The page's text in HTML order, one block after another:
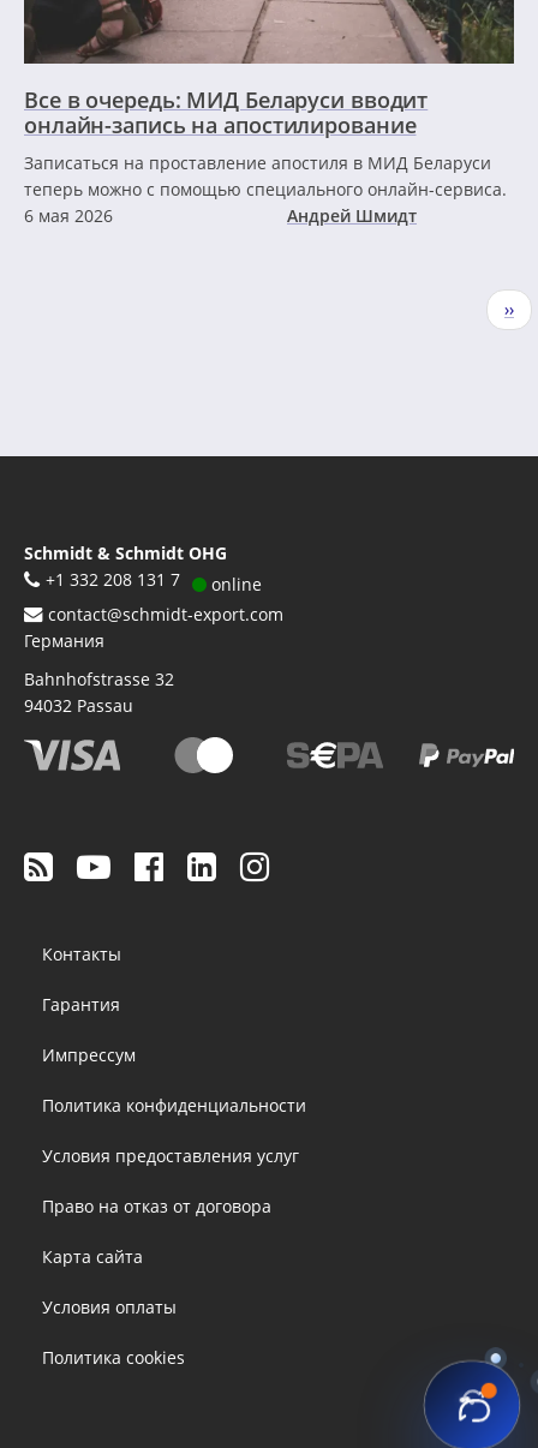
Все в очередь: МИД Беларуси вводит
онлайн-запись на апостилирование
Записаться на проставление апостиля в МИД Беларуси
теперь можно с помощью специального онлайн-сервиса.
6 мая 2026
Андрей Шмидт
››
Schmidt & Schmidt OHG
+1 332 208 131 7
online
contact@schmidt-export.com
Германия
Bahnhofstrasse 32
94032 Passau
menu
Контакты
Гарантия
Импрессум
Политика конфиденциальности
Условия предоставления услуг
Право на отказ от договора
Карта сайта
Условия оплаты
Политика cookies